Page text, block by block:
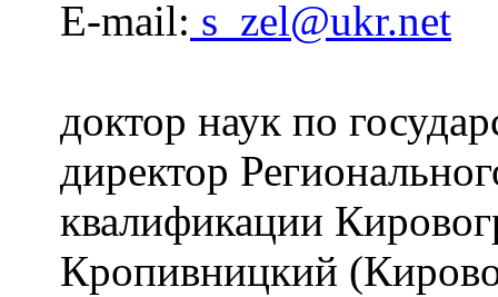
E-mail: s_zel@ukr.net
доктор наук по
директор
квалификации
Кропивницкий